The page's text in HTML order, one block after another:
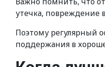
утечка, повреждение
Поэтому регулярный
поддержания в